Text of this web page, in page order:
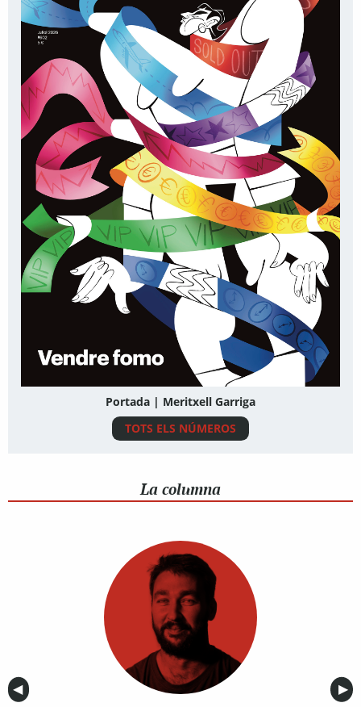
Portada | Meritxell Garriga
TOTS ELS NÚMEROS
La columna
Anterior
◀︎ ▶︎